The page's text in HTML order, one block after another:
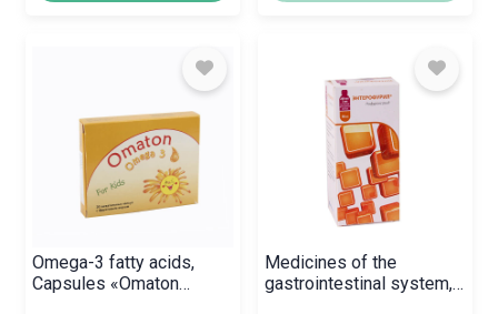
Omega-3 fatty acids,
Capsules «Omaton
Medicines of the
gastrointestinal system,